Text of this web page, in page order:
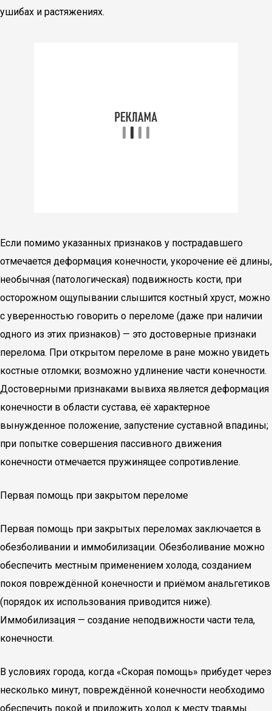
ушибах и растяжениях.
Если помимо указанных признаков у пострадавшего
отмечается деформация конечности, укорочение её длины,
необычная (патологическая) подвижность кости, при
осторожном ощупывании слышится костный хруст, можно
с уверенностью говорить о переломе (даже при наличии
одного из этих признаков) — это достоверные признаки
перелома. При открытом переломе в ране можно увидеть
костные отломки; возможно удлинение части конечности.
Достоверными признаками вывиха является деформация
конечности в области сустава, её характерное
вынужденное положение, запустение суставной впадины;
при попытке совершения пассивного движения
конечности отмечается пружинящее сопротивление.
Первая помощь при закрытом переломе
Первая помощь при закрытых переломах заключается в
обезболивании и иммобилизации. Обезболивание можно
обеспечить местным применением холода, созданием
покоя повреждённой конечности и приёмом анальгетиков
(порядок их использования приводится ниже).
Иммобилизация — создание неподвижности части тела,
конечности.
В условиях города, когда «Скорая помощь» прибудет через
несколько минут, повреждённой конечности необходимо
обеспечить покой и приложить холод к месту травмы.